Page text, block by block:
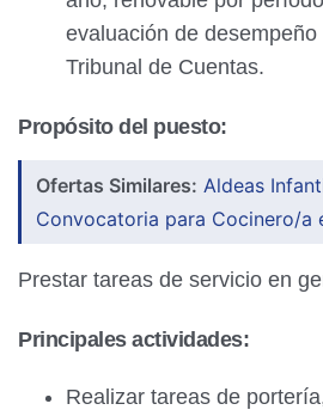
evaluación de desempeño
Tribunal de Cuentas.
Propósito del puesto:
Ofertas Similares: Aldeas
Convocatoria para Cocinero/a
Prestar tareas de servicio en
Principales actividades:
Realizar tareas de